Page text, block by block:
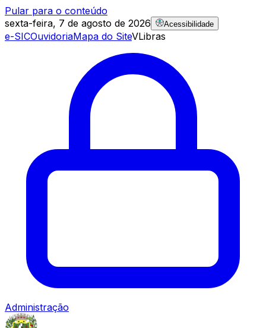
Pular para o conteúdo
sexta-feira, 7 de agosto de 2026
Acessibilidade
e-SICOuvidoriaMapa do SiteVLibras
Administração